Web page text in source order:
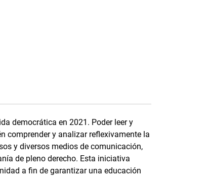
democrática en 2021. Poder leer y
comprender y analizar reflexivamente la
y diversos medios de comunicación,
de pleno derecho. Esta iniciativa
a fin de garantizar una educación